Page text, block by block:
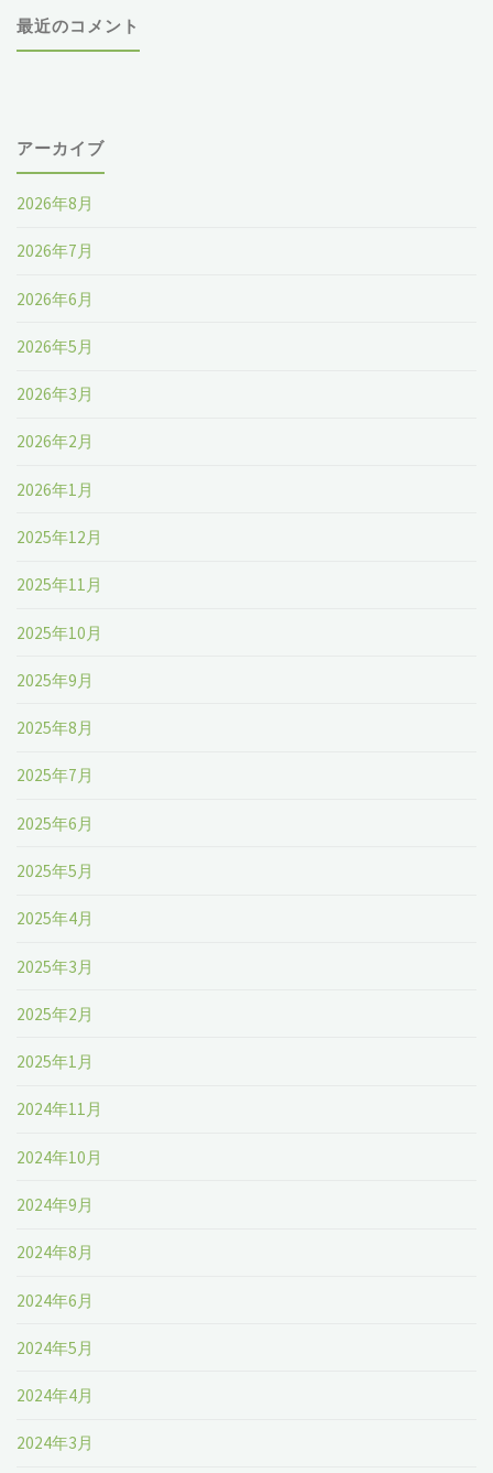
最近のコメント
アーカイブ
2026年8月
2026年7月
2026年6月
2026年5月
2026年3月
2026年2月
2026年1月
2025年12月
2025年11月
2025年10月
2025年9月
2025年8月
2025年7月
2025年6月
2025年5月
2025年4月
2025年3月
2025年2月
2025年1月
2024年11月
2024年10月
2024年9月
2024年8月
2024年6月
2024年5月
2024年4月
2024年3月